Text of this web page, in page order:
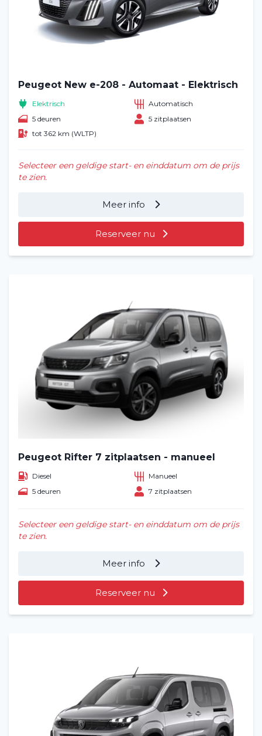
Veelgestelde vragen (FAQ)
Filialen
Contact
Peugeot New e-208 - Automaat - Elektrisch
Elektrisch
Automatisch
5 deuren
5 zitplaatsen
tot 362 km (WLTP)
Selecteer een geldige start- en einddatum om de prijs
te zien.
Meer info
Reserveer nu
Peugeot Rifter 7 zitplaatsen - manueel
Diesel
Manueel
5 deuren
7 zitplaatsen
Selecteer een geldige start- en einddatum om de prijs
te zien.
Meer info
Reserveer nu